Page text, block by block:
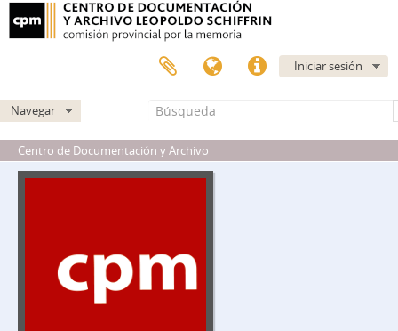
Iniciar sesión
Navegar
Centro de Documentación y Archivo